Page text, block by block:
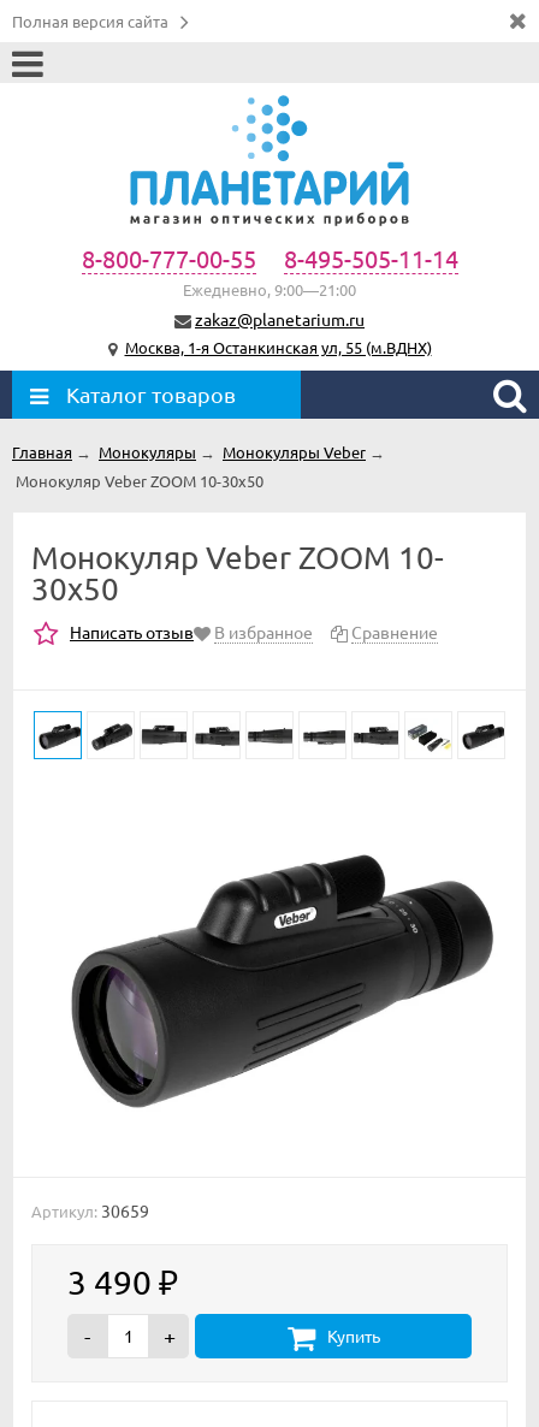
Полная версия сайта
8-800-777-00-55 8-495-505-11-14
Ежедневно, 9:00—21:00
zakaz@planetarium.ru
Москва, 1-я Останкинская ул, 55 (м.ВДНХ)
Каталог товаров
Главная → Монокуляры → Монокуляры Veber →
Монокуляр Veber ZOOM 10-30x50
Монокуляр Veber ZOOM 10-
30x50
Написать отзыв В избранное Сравнение
Артикул: 30659
3 490 ₽
- + Купить